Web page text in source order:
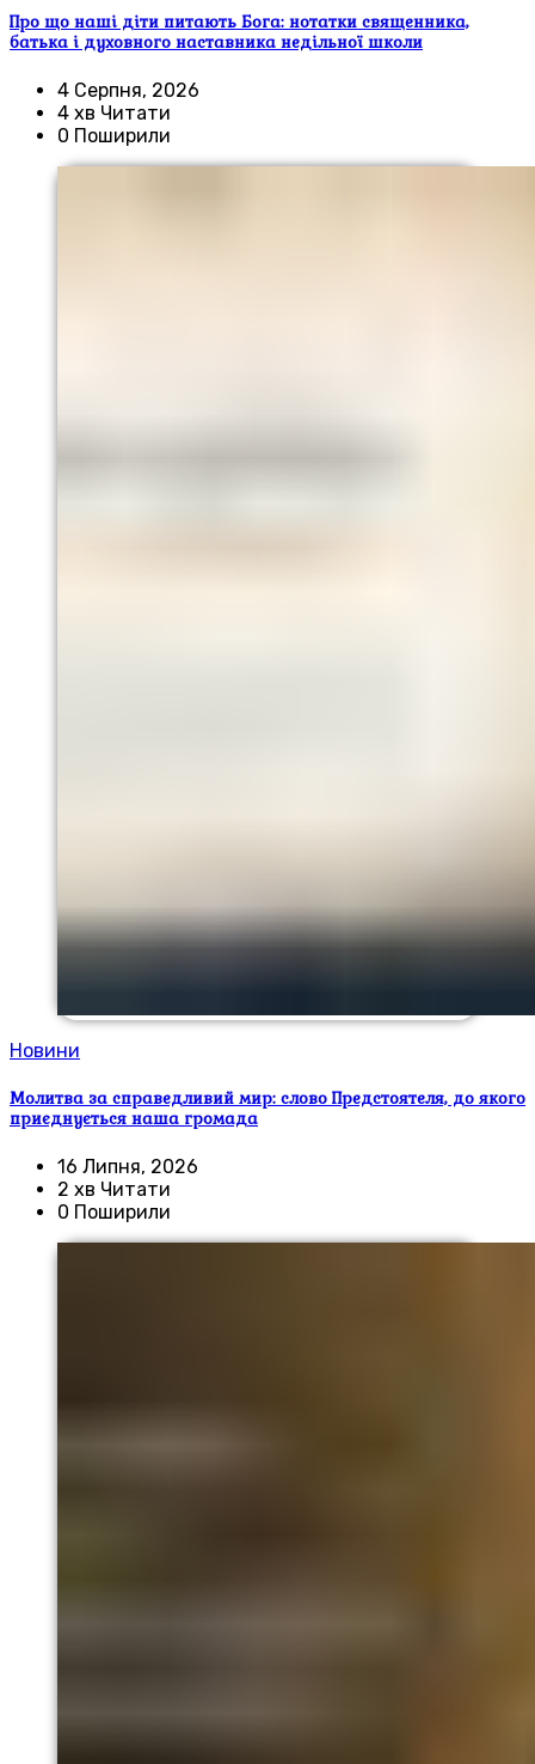
Про що наші діти питають Бога: нотатки священника,
батька і духовного наставника недільної школи
4 Серпня, 2026
4 хв Читати
0 Поширили
Новини
Молитва за справедливий мир: слово Предстоятеля, до якого
приєднується наша громада
16 Липня, 2026
2 хв Читати
0 Поширили